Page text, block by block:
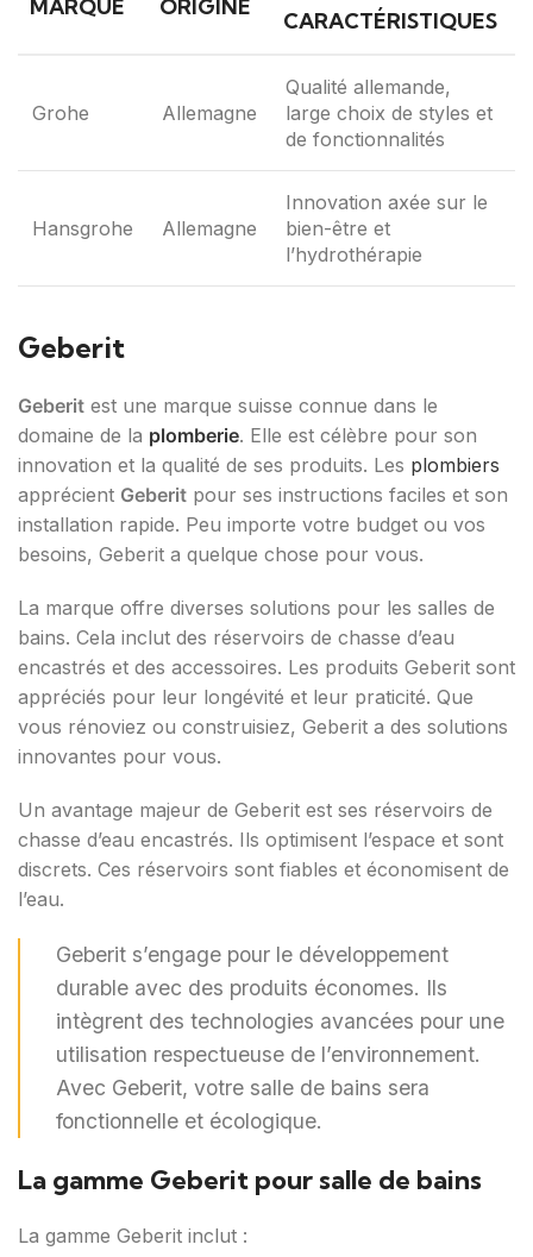
MARQUE ORIGINE
CARACTÉRISTIQUES
Grohe Allemagne
Qualité allemande,
large choix de styles et
de fonctionnalités
Hansgrohe Allemagne
Innovation axée sur le
bien-être et
l’hydrothérapie
Geberit
Geberit est une marque suisse connue dans le
domaine de la plomberie. Elle est célèbre pour son
innovation et la qualité de ses produits. Les plombiers
apprécient Geberit pour ses instructions faciles et son
installation rapide. Peu importe votre budget ou vos
besoins, Geberit a quelque chose pour vous.
La marque offre diverses solutions pour les salles de
bains. Cela inclut des réservoirs de chasse d’eau
encastrés et des accessoires. Les produits Geberit sont
appréciés pour leur longévité et leur praticité. Que
vous rénoviez ou construisiez, Geberit a des solutions
innovantes pour vous.
Un avantage majeur de Geberit est ses réservoirs de
chasse d’eau encastrés. Ils optimisent l’espace et sont
discrets. Ces réservoirs sont fiables et économisent de
l’eau.
Geberit s’engage pour le développement
durable avec des produits économes. Ils
intègrent des technologies avancées pour une
utilisation respectueuse de l’environnement.
Avec Geberit, votre salle de bains sera
fonctionnelle et écologique.
La gamme Geberit pour salle de bains
La gamme Geberit inclut :